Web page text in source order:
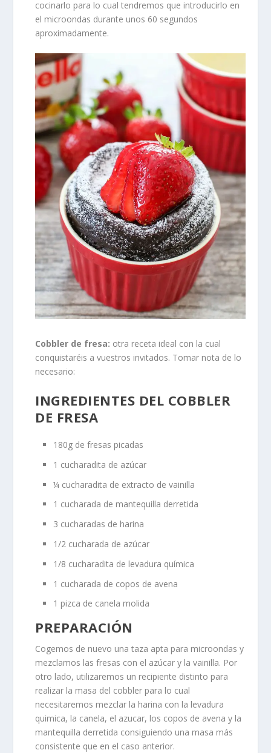
cocinarlo para lo cual tendremos que introducirlo en
el microondas durante unos 60 segundos
aproximadamente.
Cobbler de fresa: otra receta ideal con la cual
conquistaréis a vuestros invitados. Tomar nota de lo
necesario:
INGREDIENTES DEL COBBLER
DE FRESA
180g de fresas picadas
1 cucharadita de azúcar
¼ cucharadita de extracto de vainilla
1 cucharada de mantequilla derretida
3 cucharadas de harina
1/2 cucharada de azúcar
1/8 cucharadita de levadura química
1 cucharada de copos de avena
1 pizca de canela molida
PREPARACIÓN
Cogemos de nuevo una taza apta para microondas y
mezclamos las fresas con el azúcar y la vainilla. Por
otro lado, utilizaremos un recipiente distinto para
realizar la masa del cobbler para lo cual
necesitaremos mezclar la harina con la levadura
quimica, la canela, el azucar, los copos de avena y la
mantequilla derretida consiguiendo una masa más
consistente que en el caso anterior.